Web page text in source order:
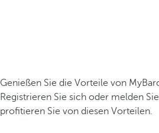
Genießen Sie die Vorteile von
Registrieren Sie sich oder melden
profitieren Sie von diesen Vorteilen.